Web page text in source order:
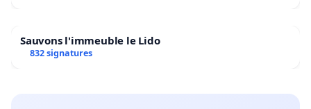
Une cause de l'organisme à but non lucratif
Pit Bulls- Québec, Canada
Sauvons l'immeuble le Lido
832 signatures